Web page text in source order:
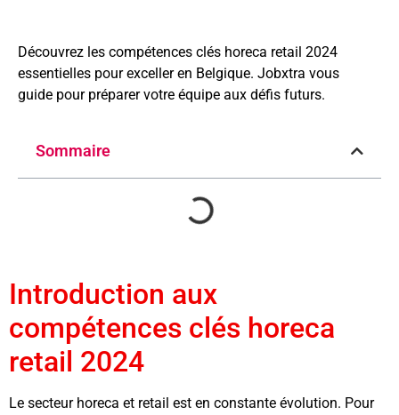
Découvrez les compétences clés horeca retail 2024
essentielles pour exceller en Belgique. Jobxtra vous
guide pour préparer votre équipe aux défis futurs.
Sommaire
Introduction aux
compétences clés horeca
retail 2024
Le secteur horeca et retail est en constante évolution. Pour